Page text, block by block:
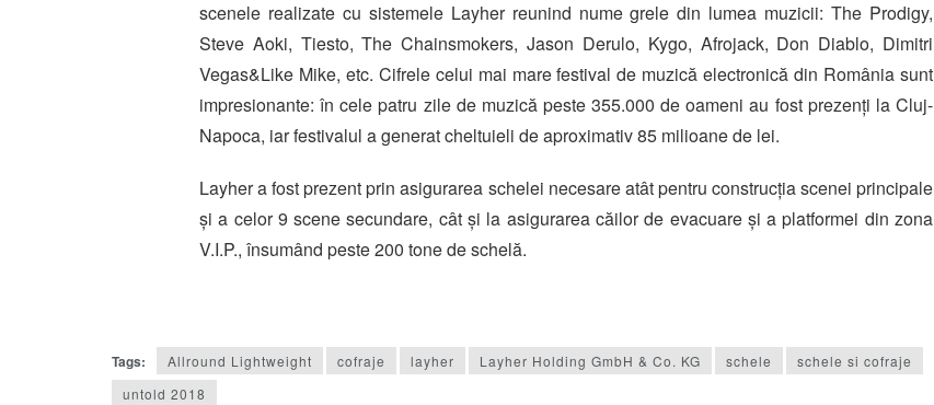
scenele realizate cu sistemele Layher reunind nume grele din lumea muzicii: The Prodigy,
Steve Aoki, Tiesto, The Chainsmokers, Jason Derulo, Kygo, Afrojack, Don Diablo, Dimitri
Vegas&Like Mike, etc. Cifrele celui mai mare festival de muzică electronică din România sunt
impresionante: în cele patru zile de muzică peste 355.000 de oameni au fost prezenți la Cluj-
Napoca, iar festivalul a generat cheltuieli de aproximativ 85 milioane de lei.
Layher a fost prezent prin asigurarea schelei necesare atât pentru construcția scenei principale
și a celor 9 scene secundare, cât și la asigurarea căilor de evacuare și a platformei din zona
V.I.P., însumând peste 200 tone de schelă.
Tags: Allround Lightweight cofraje layher Layher Holding GmbH & Co. KG schele
schele si cofraje
untold 2018